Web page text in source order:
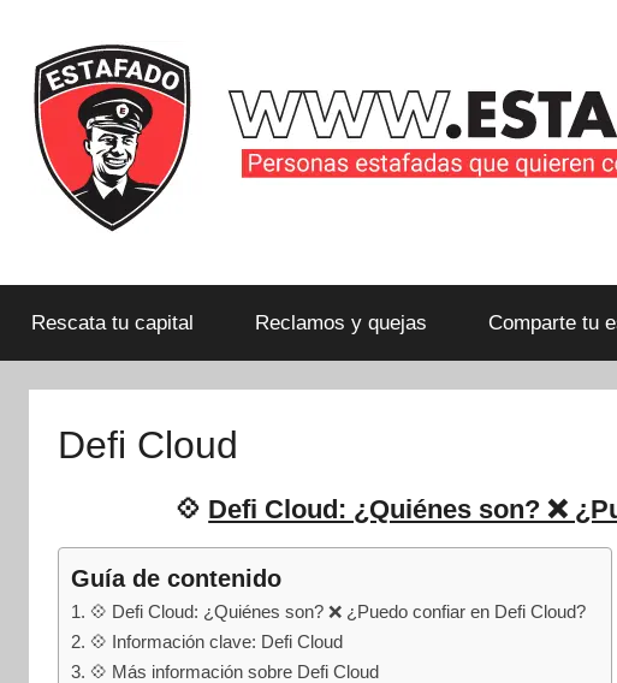
contenido
estafadas
que
historia
Estafado.com
Rescata tu capital Reclamos y quejas Comparte tu
Defi Cloud
💠 Defi Cloud: ¿Quiénes son? ❌
Guía de contenido
💠 Defi Cloud: ¿Quiénes son? ❌ ¿Puedo confiar en Defi Cloud?
💠 Información clave: Defi Cloud
💠 Más información sobre Defi Cloud